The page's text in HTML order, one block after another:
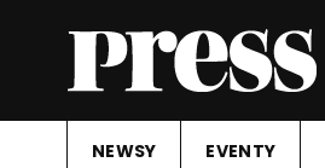
NEWSY EVENTY